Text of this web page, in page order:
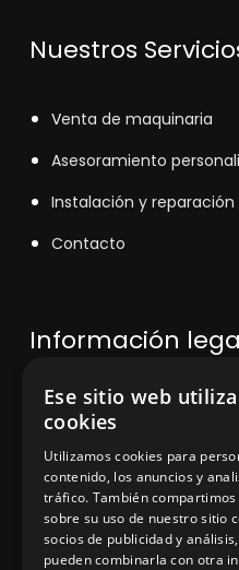
Nuestros
Venta de maquinaria
Asesoramiento
Instalación y reparación
Contacto
Información
Política de privacidad
Aviso legal
App Zine
Ese sitio web utiliza
cookies
Utilizamos cookies para
contenido, los anuncios y
tráfico. También
sobre su uso de nuestro sitio
socios de publicidad y
pueden combinarla con otra